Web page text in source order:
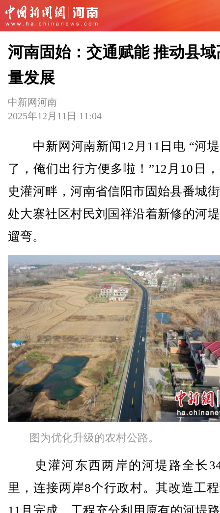
河南固始：交通赋能 推动县域
量发展
中新网河南
2025年12月11日 11:04
中新网河南新闻12月11日电 “河
了，俺们出行方便多啦！”12月10日
史灌河畔，河南省信阳市固始县番城
处大寨社区村民刘国祥沿着新修的河
遛弯。
图为优化升级的农村公路。
史灌河东西两岸的河堤路全长
里，连接两岸8个行政村。其改造工
11月完成，工程充分利用原有的河堤